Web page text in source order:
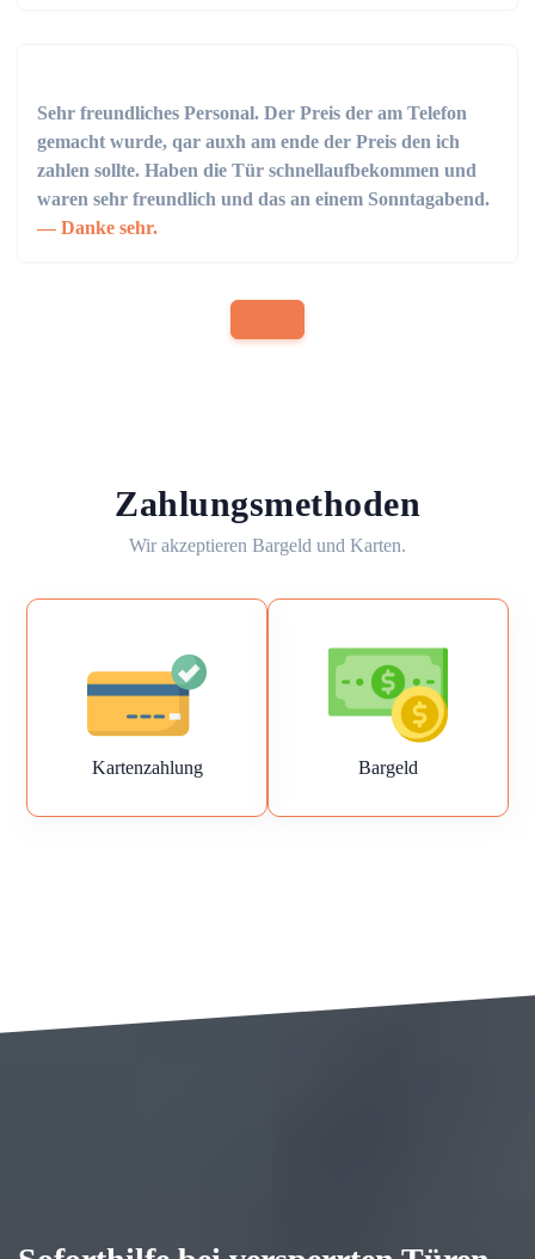
Sehr freundliches Personal. Der Preis der am Telefon
gemacht wurde, qar auxh am ende der Preis den ich
zahlen sollte. Haben die Tür schnellaufbekommen und
waren sehr freundlich und das an einem Sonntagabend.
Danke sehr.
Zahlungsmethoden
Wir akzeptieren Bargeld und Karten.
Kartenzahlung Bargeld